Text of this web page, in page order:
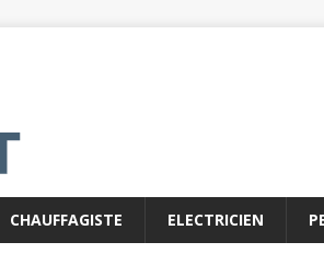
CHAUFFAGISTE ELECTRICIEN